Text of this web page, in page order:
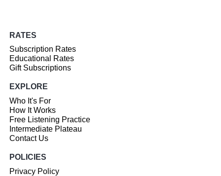
RATES
Subscription Rates
Educational Rates
Gift Subscriptions
EXPLORE
Who It's For
How It Works
Free Listening Practice
Intermediate Plateau
Contact Us
POLICIES
Privacy Policy